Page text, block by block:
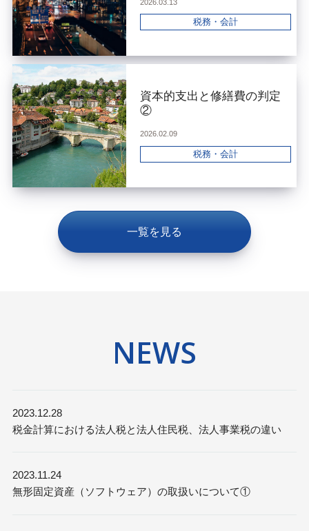
2026.03.13
税務・会計
資本的支出と修繕費の判定
②
2026.02.09
税務・会計
一覧を見る
NEWS
2023.12.28
税金計算における法人税と法人住民税、法人事業税の違い
2023.11.24
無形固定資産（ソフトウェア）の取扱いについて①